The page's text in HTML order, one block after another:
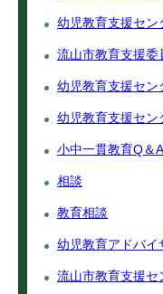
幼児教育支援セン
流山市教育支援委
幼児教育支援セン
幼児教育支援セン
小中一貫教育Q＆A
相談
教育相談
幼児教育アドバイ
流山市教育支援セ